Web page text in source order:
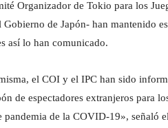
Organizador de Tokio para los
de Japón- han mantenido
así lo han comunicado.
el COI y el IPC han sido
de espectadores extranjeros para
pandemia de la COVID-19», señaló